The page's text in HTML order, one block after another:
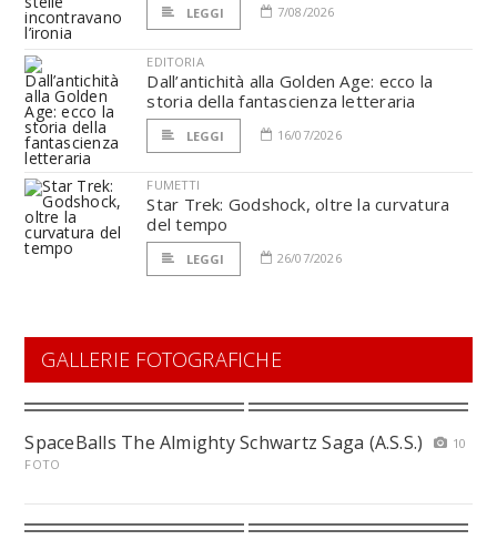
LEGGI 7/08/2026
EDITORIA
Dall’antichità alla Golden Age: ecco la
storia della fantascienza letteraria
LEGGI 16/07/2026
FUMETTI
Star Trek: Godshock, oltre la curvatura
del tempo
LEGGI 26/07/2026
GALLERIE FOTOGRAFICHE
SpaceBalls The Almighty Schwartz Saga (A.S.S.)
10
FOTO